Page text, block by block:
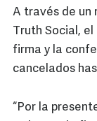
A través de un
Truth Social,
firma y la
cancelados
“Por la